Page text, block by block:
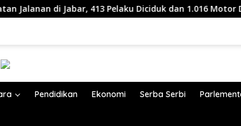
di Jabar, 413 Pelaku Diciduk dan 1.016 Motor Disita
Pendidikan Ekonomi Serba Serbi